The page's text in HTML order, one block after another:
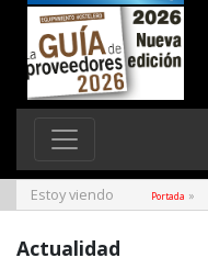
Estoy viendo Portada »
Actualidad